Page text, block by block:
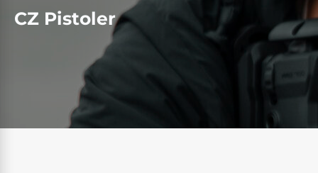
CZ Pistoler